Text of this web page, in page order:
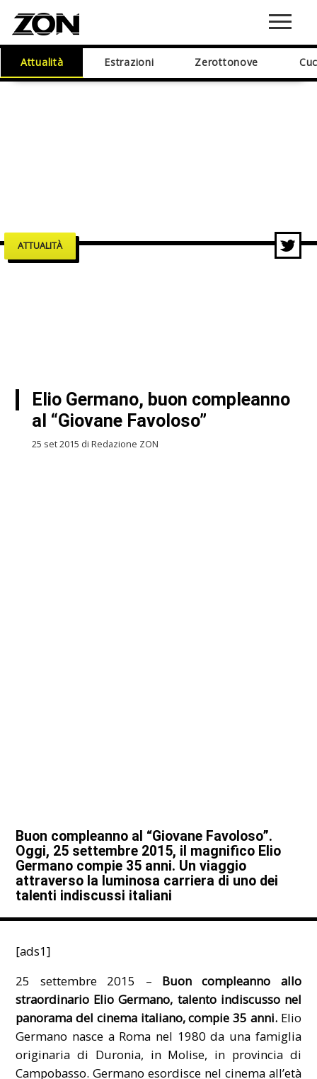
Attualità Estrazioni Zerottonove
ATTUALITÀ
Elio Germano, buon compleanno
al “Giovane Favoloso”
25 set 2015 di Redazione ZON
Buon compleanno al “Giovane Favoloso”.
Oggi, 25 settembre 2015, il magnifico Elio
Germano compie 35 anni. Un viaggio
attraverso la luminosa carriera di uno dei
talenti indiscussi italiani
[ads1]
25 settembre 2015 – Buon compleanno allo
straordinario Elio Germano, talento indiscusso nel
panorama del cinema italiano, compie 35 anni.Elio
Germano nasce a Roma nel 1980 da una famiglia
originaria di Duronia, in Molise, in provincia di
Campobasso. Germano esordisce nel cinema all’età